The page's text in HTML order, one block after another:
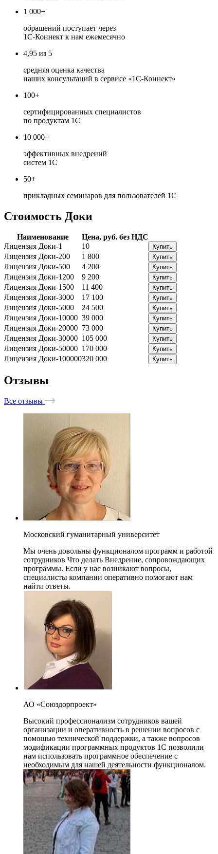
1 000+
обращений поступает через
1С-Коннект к нам ежемесячно
4,95 из 5
средняя оценка качества
наших консультаций в сервисе «1С-Коннект»
100+
сертифицированных специалистов
по продуктам 1С
10 000+
эффективных внедрений
систем 1С
50+
прикладных семинаров для пользователей 1С
Стоимость Доки
Наименование
Цена, руб. без НДС
Лицензия Доки-1
10 Купить
Лицензия Доки-200 1 800 Купить
Лицензия Доки-500 4 200 Купить
Лицензия Доки-1200 9 200 Купить
Лицензия Доки-1500 11 400 Купить
Лицензия Доки-3000 17 100 Купить
Лицензия Доки-5000 24 500 Купить
Лицензия Доки-10000 39 000 Купить
Лицензия Доки-20000 73 000 Купить
Лицензия Доки-30000 105 000 Купить
Лицензия Доки-50000 170 000 Купить
Лицензия Доки-100000320 000 Купить
Отзывы
Все отзывы
Московский гуманитарный университет
Мы очень довольны функционалом программ и работой
сотрудников Что делать Внедрение, сопровождающих
программы. Если у нас возникают вопросы,
специалисты компании оперативно помогают нам
найти ответы.
АО «Союздорпроект»
Высокий профессионализм сотрудников вашей
организации и оперативность в решении вопросов с
помощью технической поддержки, а также вопросов
модификации программных продуктов 1С позволили
нам использовать программное обеспечение с
необходимым для нашей деятельности функционалом.